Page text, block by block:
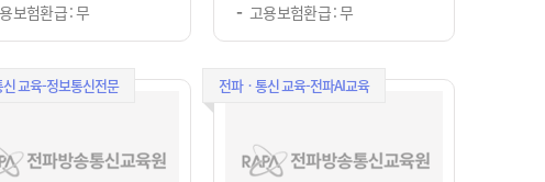
보험환급 : 무
고용보험환급 : 무
교육-정보통신전문 전파ㆍ통신 교육-전파AI교육